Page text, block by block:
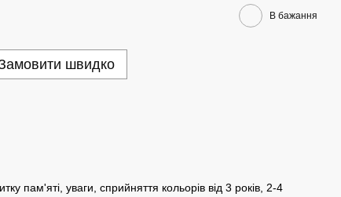
В бажання
швидко
пам'яті, уваги, сприйняття кольорів від 3 років, 2-4